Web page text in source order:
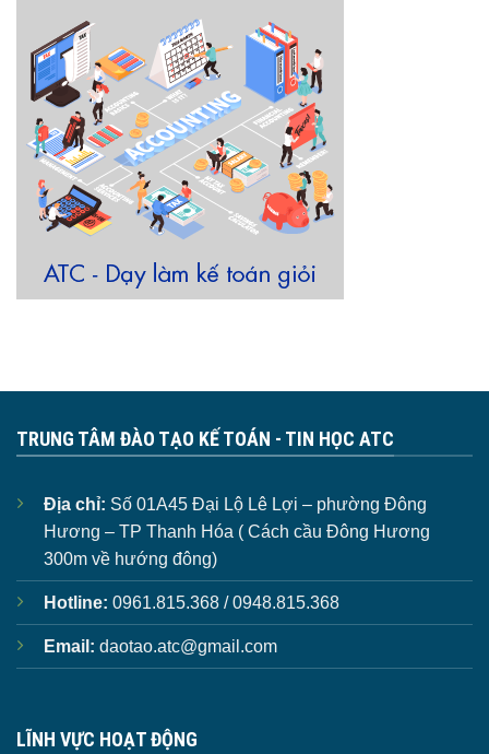
TRUNG TÂM ĐÀO TẠO KẾ TOÁN - TIN HỌC ATC
Địa chỉ: Số 01A45 Đại Lộ Lê Lợi – phường Đông
Hương – TP Thanh Hóa ( Cách cầu Đông Hương
300m về hướng đông)
Hotline: 0961.815.368 / 0948.815.368
Email: daotao.atc@gmail.com
LĨNH VỰC HOẠT ĐỘNG